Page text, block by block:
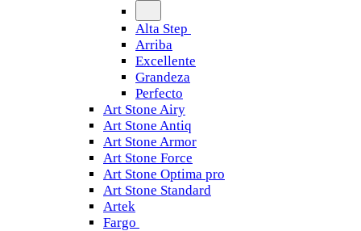
Alta Step
Arriba
Excellente
Grandeza
Perfecto
Art Stone Airy
Art Stone Antiq
Art Stone Armor
Art Stone Force
Art Stone Optima pro
Art Stone Standard
Artek
Fargo